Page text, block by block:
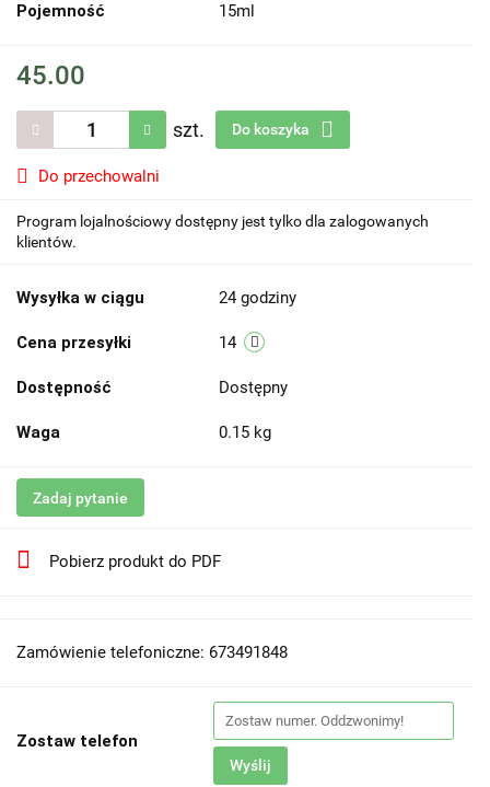
Pojemność 15ml
45.00
szt. Do koszyka
Do przechowalni
Program lojalnościowy dostępny jest tylko dla zalogowanych
klientów.
Wysyłka w ciągu 24 godziny
Cena przesyłki 14
Dostępność Dostępny
Waga 0.15 kg
Zadaj pytanie
Pobierz produkt do PDF
Zamówienie telefoniczne: 673491848
Zostaw telefon
Wyślij